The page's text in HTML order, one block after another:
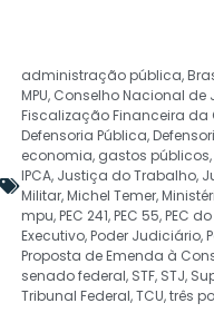
administração pública,
MPU, Conselho Nacional de
Fiscalização Financeira da
Defensoria Pública,
economia, gastos públicos,
IPCA, Justiça do Trabalho,
Militar,Michel Temer,
mpu,PEC 241,PEC 55,PEC
Executivo,Poder Judiciário,
Proposta de Emenda à
senado federal, STF, STJ,
Tribunal Federal,TCU,três